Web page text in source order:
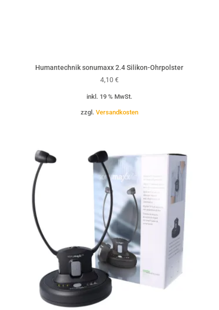
Humantechnik sonumaxx 2.4 Silikon-Ohrpolster
4,10 €
inkl. 19 % MwSt.
zzgl. Versandkosten